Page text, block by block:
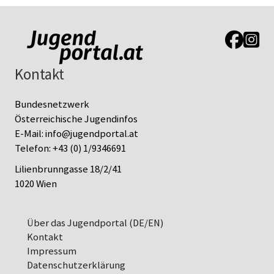
Link zur
Link
Kontakt
Bundesnetzwerk
Österreichische Jugendinfos
E-Mail:info@jugendportal.at
Telefon:+43 (0) 1/9346691
Lilienbrunngasse 18/2/41
1020 Wien
Über das Jugendportal (DE/EN)
Kontakt
Impressum
Datenschutz­erklärung